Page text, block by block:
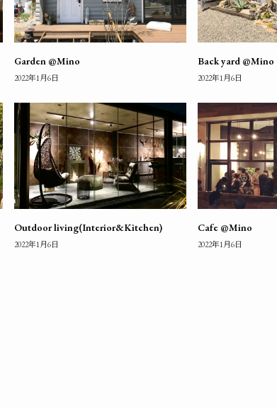
Garden @Mino
2022年1月6日
Back yard @Mino
2022年1月6日
Outdoor living(Interior&Kitchen)
2022年1月6日
Cafe @Mino
2022年1月6日